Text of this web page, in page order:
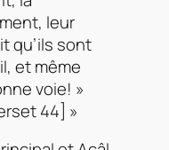
leur
qu’ils sont
et même
voie! »
44] »